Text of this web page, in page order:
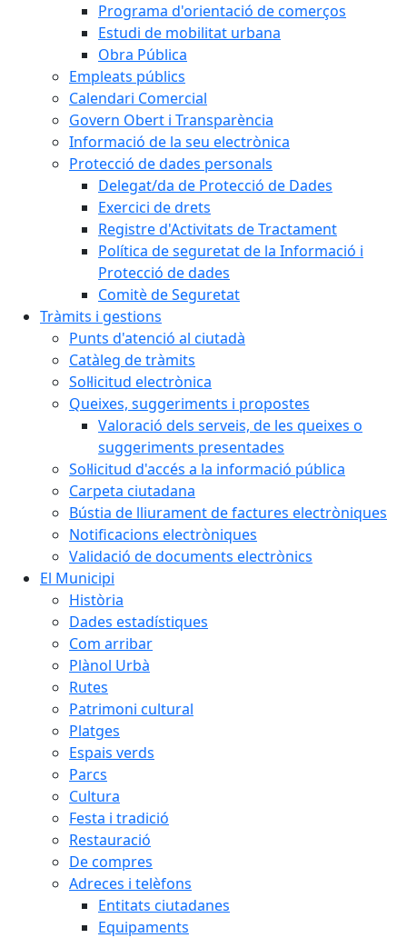
Programa d'orientació de comerços
Estudi de mobilitat urbana
Obra Pública
Empleats públics
Calendari Comercial
Govern Obert i Transparència
Informació de la seu electrònica
Protecció de dades personals
Delegat/da de Protecció de Dades
Exercici de drets
Registre d'Activitats de Tractament
Política de seguretat de la Informació i
Protecció de dades
Comitè de Seguretat
Tràmits i gestions
Punts d'atenció al ciutadà
Catàleg de tràmits
Sol·licitud electrònica
Queixes, suggeriments i propostes
Valoració dels serveis, de les queixes o
suggeriments presentades
Sol·licitud d'accés a la informació pública
Carpeta ciutadana
Bústia de lliurament de factures electròniques
Notificacions electròniques
Validació de documents electrònics
El Municipi
Història
Dades estadístiques
Com arribar
Plànol Urbà
Rutes
Patrimoni cultural
Platges
Espais verds
Parcs
Cultura
Festa i tradició
Restauració
De compres
Adreces i telèfons
Entitats ciutadanes
Equipaments